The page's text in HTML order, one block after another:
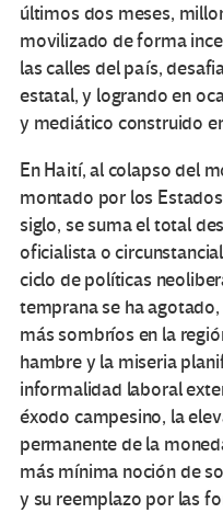
últimos dos meses,
movilizado de forma
las calles del país,
estatal, y logrando en
y mediático construido
En Haití, al colapso del
montado por los
siglo, se suma el total
oficialista o
ciclo de políticas
temprana se ha
más sombríos en la
hambre y la miseria
informalidad laboral
éxodo campesino, la
permanente de la
más mínima noción de
y su reemplazo por las